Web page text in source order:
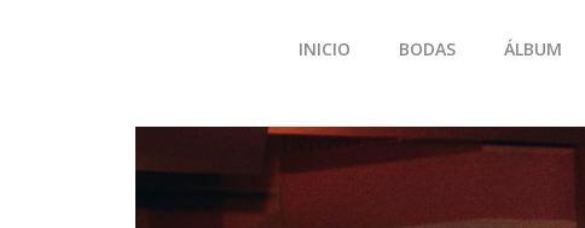
INICIO BODAS ÁLBUM